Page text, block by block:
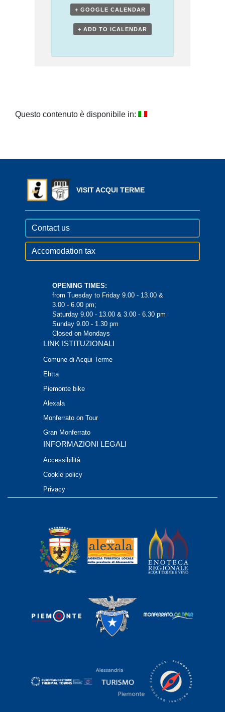
+ GOOGLE CALENDAR
+ ADD TO ICALENDAR
Questo contenuto è disponibile in:
VISIT ACQUI TERME
Contact us
Accomodation tax
OPENING TIMES:
from Tuesday to Friday 9.00 - 13.00 &
3.00 - 6.00 pm;
Saturday 9.00 - 13.00 & 3.00 - 6.30 pm
Sunday 9.00 - 1.30 pm
Closed on Mondays
LINK ISTITUZIONALI
Comune di Acqui Terme
Ehtta
Piemonte bike
Alexala
Monferrato on Tour
Gran Monferrato
INFORMAZIONI LEGALI
Accessibilità
Cookie policy
Privacy